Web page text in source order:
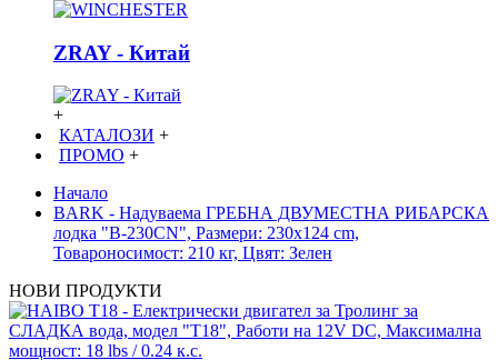
ZRAY - Китай
+
КАТАЛОЗИ +
ПРОМО +
Начало
BARK - Надуваема ГРЕБНА ДВУМЕСТНА РИБАРСКА
лодка "B-230CN", Размери: 230x124 cm,
Товароносимост: 210 кг, Цвят: Зелен
НОВИ ПРОДУКТИ